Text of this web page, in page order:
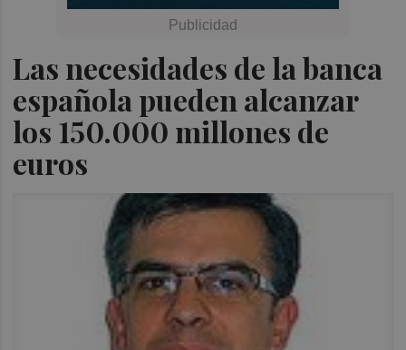
Las necesidades de la banca
española pueden alcanzar
los 150.000 millones de
euros